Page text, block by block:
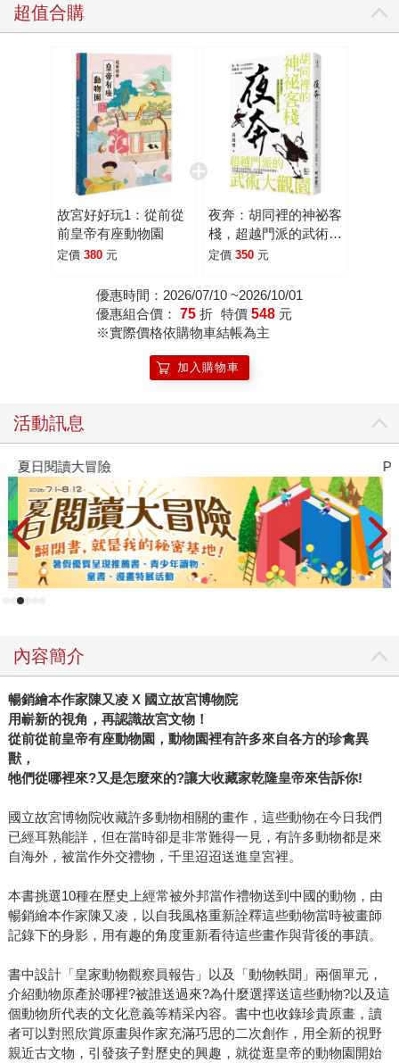
超值合購
故宮好好玩1：從前從
前皇帝有座動物園
定價 380 元
夜奔：胡同裡的神祕客
棧，超越門派的武術大
觀園
定價 350 元
優惠時間：2026/07/10 ~2026/10/01
優惠組合價： 75 折 特價 548 元
※實際價格依購物車結帳為主
加入購物車
活動訊息
夏日閱讀大冒險
內容簡介
暢銷繪本作家陳又凌 X 國立故宮博物院
用嶄新的視角，再認識故宮文物！
從前從前皇帝有座動物園，動物園裡有許多來自各方的珍禽異
獸，
牠們從哪裡來?又是怎麼來的?讓大收藏家乾隆皇帝來告訴你!
國立故宮博物院收藏許多動物相關的畫作，這些動物在今日我們
已經耳熟能詳，但在當時卻是非常難得一見，有許多動物都是來
自海外，被當作外交禮物，千里迢迢送進皇宮裡。
本書挑選10種在歷史上經常被外邦當作禮物送到中國的動物，由
暢銷繪本作家陳又凌，以自我風格重新詮釋這些動物當時被畫師
記錄下的身影，用有趣的角度重新看待這些畫作與背後的事蹟。
書中設計「皇家動物觀察員報告」以及「動物軼聞」兩個單元，
介紹動物原產於哪裡?被誰送過來?為什麼選擇送這些動物?以及這
個動物所代表的文化意義等精采內容。書中也收錄珍貴原畫，讀
者可以對照欣賞原畫與作家充滿巧思的二次創作，用全新的視野
親近古文物，引發孩子對歷史的興趣，就從逛皇帝的動物園開始